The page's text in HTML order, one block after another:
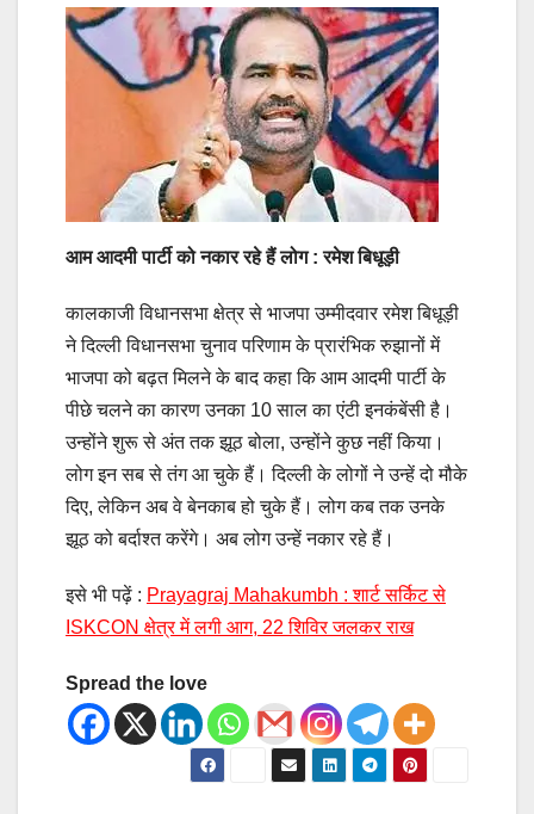
आम आदमी पार्टी को नकार रहे हैं लोग : रमेश बिधूड़ी
कालकाजी विधानसभा क्षेत्र से भाजपा उम्मीदवार रमेश बिधूड़ी
ने दिल्ली विधानसभा चुनाव परिणाम के प्रारंभिक रुझानों में
भाजपा को बढ़त मिलने के बाद कहा कि आम आदमी पार्टी के
पीछे चलने का कारण उनका 10 साल का एंटी इनकंबेंसी है।
उन्होंने शुरू से अंत तक झूठ बोला, उन्होंने कुछ नहीं किया।
लोग इन सब से तंग आ चुके हैं। दिल्ली के लोगों ने उन्हें दो मौके
दिए, लेकिन अब वे बेनकाब हो चुके हैं। लोग कब तक उनके
झूठ को बर्दाश्त करेंगे। अब लोग उन्हें नकार रहे हैं।
इसे भी पढ़ें : Prayagraj Mahakumbh : शार्ट सर्किट से
ISKCON क्षेत्र में लगी आग, 22 शिविर जलकर राख
Spread the love